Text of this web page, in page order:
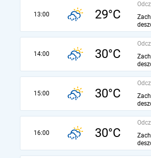
13:00 29°C
14:00 30°C
15:00 30°C
16:00 30°C